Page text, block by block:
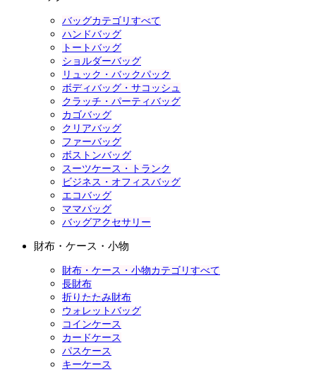
バッグカテゴリすべて
ハンドバッグ
トートバッグ
ショルダーバッグ
リュック・バックパック
ボディバッグ・サコッシュ
クラッチ・パーティバッグ
カゴバッグ
クリアバッグ
ファーバッグ
ボストンバッグ
スーツケース・トランク
ビジネス・オフィスバッグ
エコバッグ
ママバッグ
バッグアクセサリー
財布・ケース・小物
財布・ケース・小物カテゴリすべて
長財布
折りたたみ財布
ウォレットバッグ
コインケース
カードケース
パスケース
キーケース